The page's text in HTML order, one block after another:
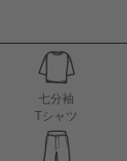
七分袖
Tシャツ